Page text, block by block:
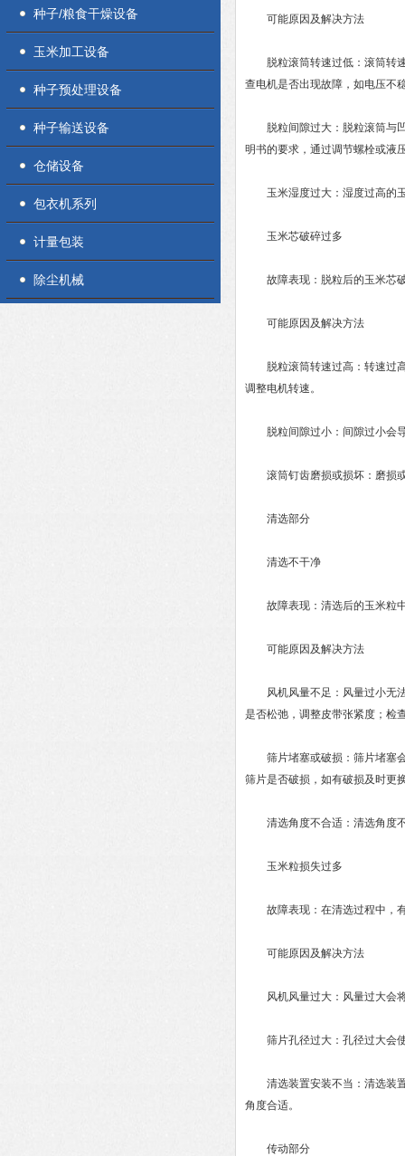
种子/粮食干燥设备
玉米加工设备
种子预处理设备
种子输送设备
仓储设备
包衣机系列
计量包装
除尘机械
可能原因及解决方法
脱粒滚筒转速过低：滚筒转速
查电机是否出现故障，如电压不
脱粒间隙过大：脱粒滚筒与凹
明书的要求，通过调节螺栓或液
玉米湿度过大：湿度过高的玉
玉米芯破碎过多
故障表现：脱粒后的玉米芯
可能原因及解决方法
脱粒滚筒转速过高：转速过高
调整电机转速。
脱粒间隙过小：间隙过小会导
滚筒钉齿磨损或损坏：磨损或
清选部分
清选不干净
故障表现：清选后的玉米粒中
可能原因及解决方法
风机风量不足：风量过小无法
是否松弛，调整皮带张紧度；检
筛片堵塞或破损：筛片堵塞会
筛片是否破损，如有破损及时更
清选角度不合适：清选角度不
玉米粒损失过多
故障表现：在清选过程中，有
可能原因及解决方法
风机风量过大：风量过大会将
筛片孔径过大：孔径过大会使
清选装置安装不当：清选装置
角度合适。
传动部分